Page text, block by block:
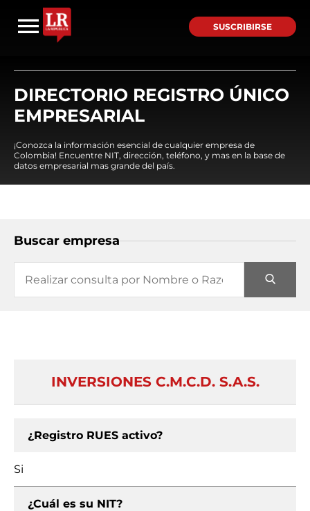
SUSCRIBIRSE
DIRECTORIO REGISTRO ÚNICO
EMPRESARIAL
¡Conozca la información esencial de cualquier empresa de
Colombia! Encuentre NIT, dirección, teléfono, y mas en la base de
datos empresarial mas grande del país.
Buscar empresa
INVERSIONES C.M.C.D. S.A.S.
¿Registro RUES activo?
Si
¿Cuál es su NIT?